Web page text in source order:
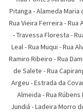
Pitanga -Alameda Maria
Rua Vieira Ferreira -Rua
-Travessa Floresta -
Leal-Rua Muqui -Rua
Ramiro Ribeiro -Rua
de Salete -Rua
Argeu -Estrada da
Almeida -Rua Rúbens
Jundiá -Ladeira Morro